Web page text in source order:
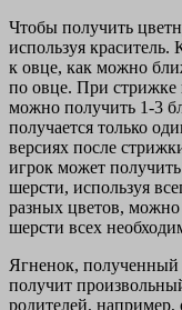
Чтобы получить
используя
к овце, как можно
по овце. При
можно получить 1-3
получается только
версиях после
игрок может
шерсти, используя
разных цветов, можно
шерсти всех
Ягненок, полученный
получит
родителей, например,